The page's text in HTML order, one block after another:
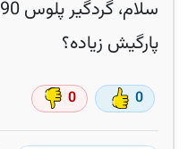
پارگیش زیاده؟
0
0